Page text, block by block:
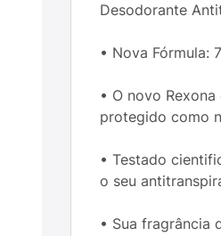
Desodorante
• Nova Fórmula:
• O novo
protegido como
• Testado
o seu
• Sua fragrância